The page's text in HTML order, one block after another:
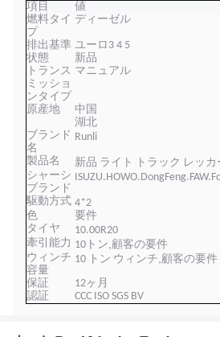
項目
値
燃料タイ
プ
ディーゼル
排出基準 ユーロ3 4 5
状態
新品
トランス
ミッショ
ンタイプ
マニュアル
原産地
中国
湖北
ブランド
名
Runli
製品名
新品 ライト
トラック レッ
シャーシ
ブランド
ISUZU.
駆動方式 4*2
色
要件
タイヤ
10.00R20
牽引能力 10 トン 顧客の要件
ウィンチ
容量
10 トン ウィンチ 顧客の要件
保証
12ヶ月
認証
CCC ISO SGS BV